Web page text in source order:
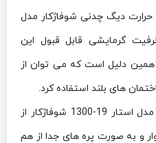
حرارت دیگ چدنی شوفاژکار مدل
بدلیل ظرفیت گرمایشی قابل قبول این
همین دلیل است که می توان از
های بلند استفاده کرد.
دیگ‌های چدنی شوفاژکار مدل استار 19-1300 شوفاژکار از
و به صورت پره های جدا از هم